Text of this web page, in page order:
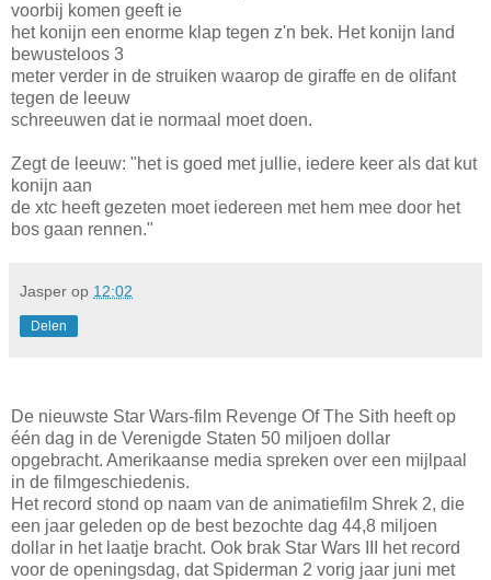
voorbij komen geeft ie
het konijn een enorme klap tegen z'n bek. Het konijn land
bewusteloos 3
meter verder in de struiken waarop de giraffe en de olifant
tegen de leeuw
schreeuwen dat ie normaal moet doen.
Zegt de leeuw: "het is goed met jullie, iedere keer als dat kut
konijn aan
de xtc heeft gezeten moet iedereen met hem mee door het
bos gaan rennen."
Jasper op 12:02
Delen
De nieuwste Star Wars-film Revenge Of The Sith heeft op
één dag in de Verenigde Staten 50 miljoen dollar
opgebracht. Amerikaanse media spreken over een mijlpaal
in de filmgeschiedenis.
Het record stond op naam van de animatiefilm Shrek 2, die
een jaar geleden op de best bezochte dag 44,8 miljoen
dollar in het laatje bracht. Ook brak Star Wars III het record
voor de openingsdag, dat Spiderman 2 vorig jaar juni met